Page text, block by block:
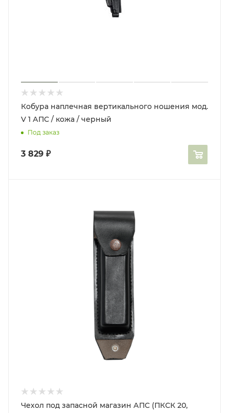
Кобура наплечная вертикального ношения мод.
V 1 АПС / кожа / черный
Под заказ
3 829 ₽
Чехол под запасной магазин АПС (ПКСК 20,